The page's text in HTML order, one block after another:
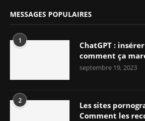
MESSAGES POPULAIRES
1
ChatGPT :
comment ça
septembre 19, 2023
2
Les sites
Comment les